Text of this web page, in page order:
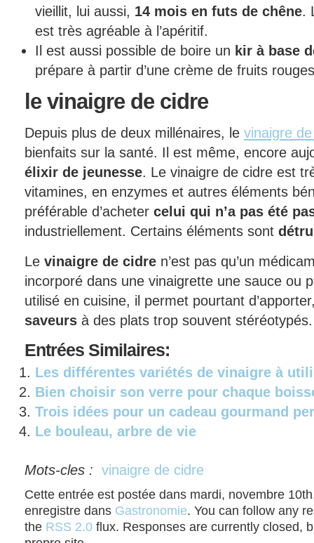
vieillit, lui aussi, 14 mois en futs de chêne.
est très agréable à l’apéritif.
Il est aussi possible de boire un kir à base
prépare à partir d’une crème de fruits
levinaigre de cidre
Depuis plus de deux millénaires, le vinaigre
bienfaits sur la santé. Il est même, encore
élixir de jeunesse. Le vinaigre de cidre est
vitamines, en enzymes et autres éléments
préférable d’acheter celui qui n’a pas été
industriellement. Certains éléments sont
Le vinaigre de cidre n’est pas qu’un
incorporé dans une vinaigrette une sauce ou
utilisé en cuisine, il permet pourtant
saveurs à des plats trop souvent stéréotypés.
Entrées Similaires:
Les différentes variétés de vinaigre à
Bien choisir son verre pour chaque
Trois idées pour un cadeau gourmand
Le bouleau, arbre de vie
Mots-cles : vinaigre de cidre
Cette entrée est postée dans mardi, novembre
enregistre dans Gastronomie. You can follow any
the RSS 2.0 flux. Responses are currently closed,